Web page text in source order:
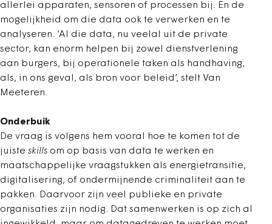
allerlei apparaten, sensoren of processen bij. En de
mogelijkheid om die data ook te verwerken en te
analyseren. ‘Al die data, nu veelal uit de private
sector, kan enorm helpen bij zowel dienstverlening
aan burgers, bij operationele taken als handhaving,
als, in ons geval, als bron voor beleid’, stelt Van
Meeteren.
Onderbuik
De vraag is volgens hem vooral hoe te komen tot de
juiste skills om op basis van data te werken en
maatschappelijke vraagstukken als energietransitie,
digitalisering, of ondermijnende criminaliteit aan te
pakken. Daarvoor zijn veel publieke en private
organisaties zijn nodig. Dat samenwerken is op zich al